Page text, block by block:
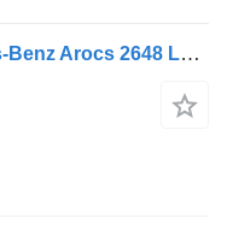
Sistema volquete para Mercedes-Benz Arocs 2648 LK camión